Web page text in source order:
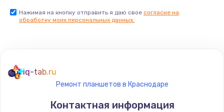
Нажимая на кнопку отправить я даю свое согласие на
обработку моих персональных данных.
iq-tab.ru
Ремонт планшетов в Краснодаре
Контактная информация